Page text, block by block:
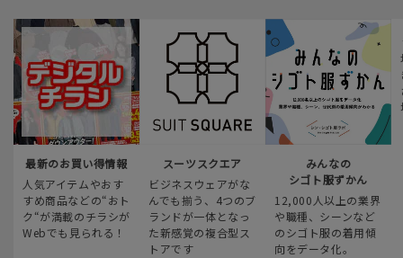
最新のお買い得情報
人気アイテムやおす
すめ商品などの“おト
ク“が満載のチラシが
Webでも見られる！
スーツスクエア
ビジネスウェアがな
んでも揃う、4つのブ
ランドが一体となっ
た新感覚の複合型ス
トアです
みんなの
シゴト服ずかん
12,000人以上の業界
や職種、シーンなど
のシゴト服の着用傾
向をデータ化。